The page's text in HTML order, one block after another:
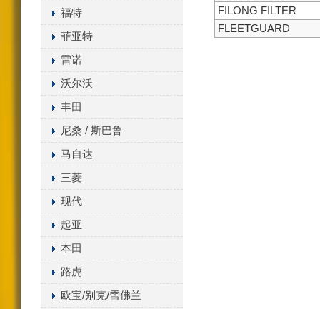
福特
菲亚特
雷诺
沃尔沃
丰田
尼桑 / 斯巴鲁
马自达
三菱
现代
起亚
本田
路虎
欧宝/别克/雪佛兰
FILONG FILTER
FLEETGUARD